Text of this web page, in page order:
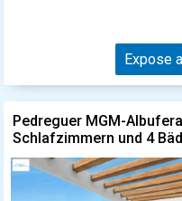
Expose
Pedreguer MGM-
Schlafzimmern und 4